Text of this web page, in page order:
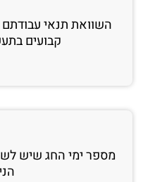
השוואת תנאי עבודתם
קבועים
מספר ימי החג שיש